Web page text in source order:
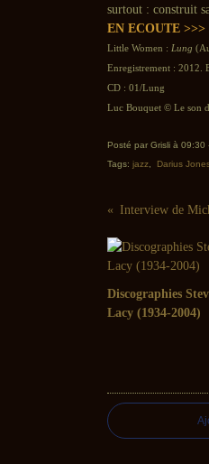
surtout : construit
EN ECOUTE >>>
Little Women : Lung
Enregistrement : 2012.
CD : 01/Lung
Luc Bouquet © Le son
Posté par Grisli à 09:30
Tags: jazz Darius
Discographies
Lacy (1934-2004)